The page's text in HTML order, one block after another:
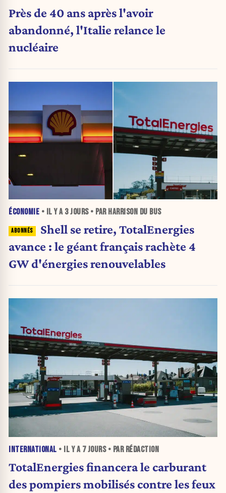
Près de 40 ans après l'avoir
abandonné, l'Italie relance le
nucléaire
ÉCONOMIE • IL Y A 3 JOURS• PAR HARRISON DU BUS
Shell se retire, TotalEnergies
avance : le géant français rachète 4
GW d'énergies renouvelables
INTERNATIONAL • IL Y A 7 JOURS• PAR RÉDACTION
TotalEnergies financera le carburant
des pompiers mobilisés contre les feux